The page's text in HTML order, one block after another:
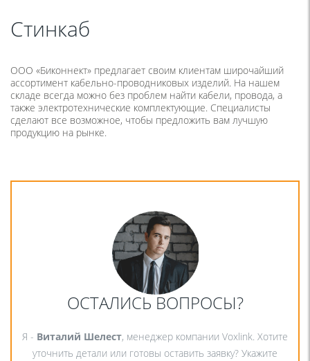
Стинкаб
ООО «Биконнект» предлагает своим клиентам широчайший
ассортимент кабельно-проводниковых изделий. На нашем
складе всегда можно без проблем найти кабели, провода, а
также электротехнические комплектующие. Специалисты
сделают все возможное, чтобы предложить вам лучшую
продукцию на рынке.
ОСТАЛИСЬ ВОПРОСЫ?
Я - Виталий Шелест, менеджер компании Voxlink. Хотите
уточнить детали или готовы оставить заявку? Укажите